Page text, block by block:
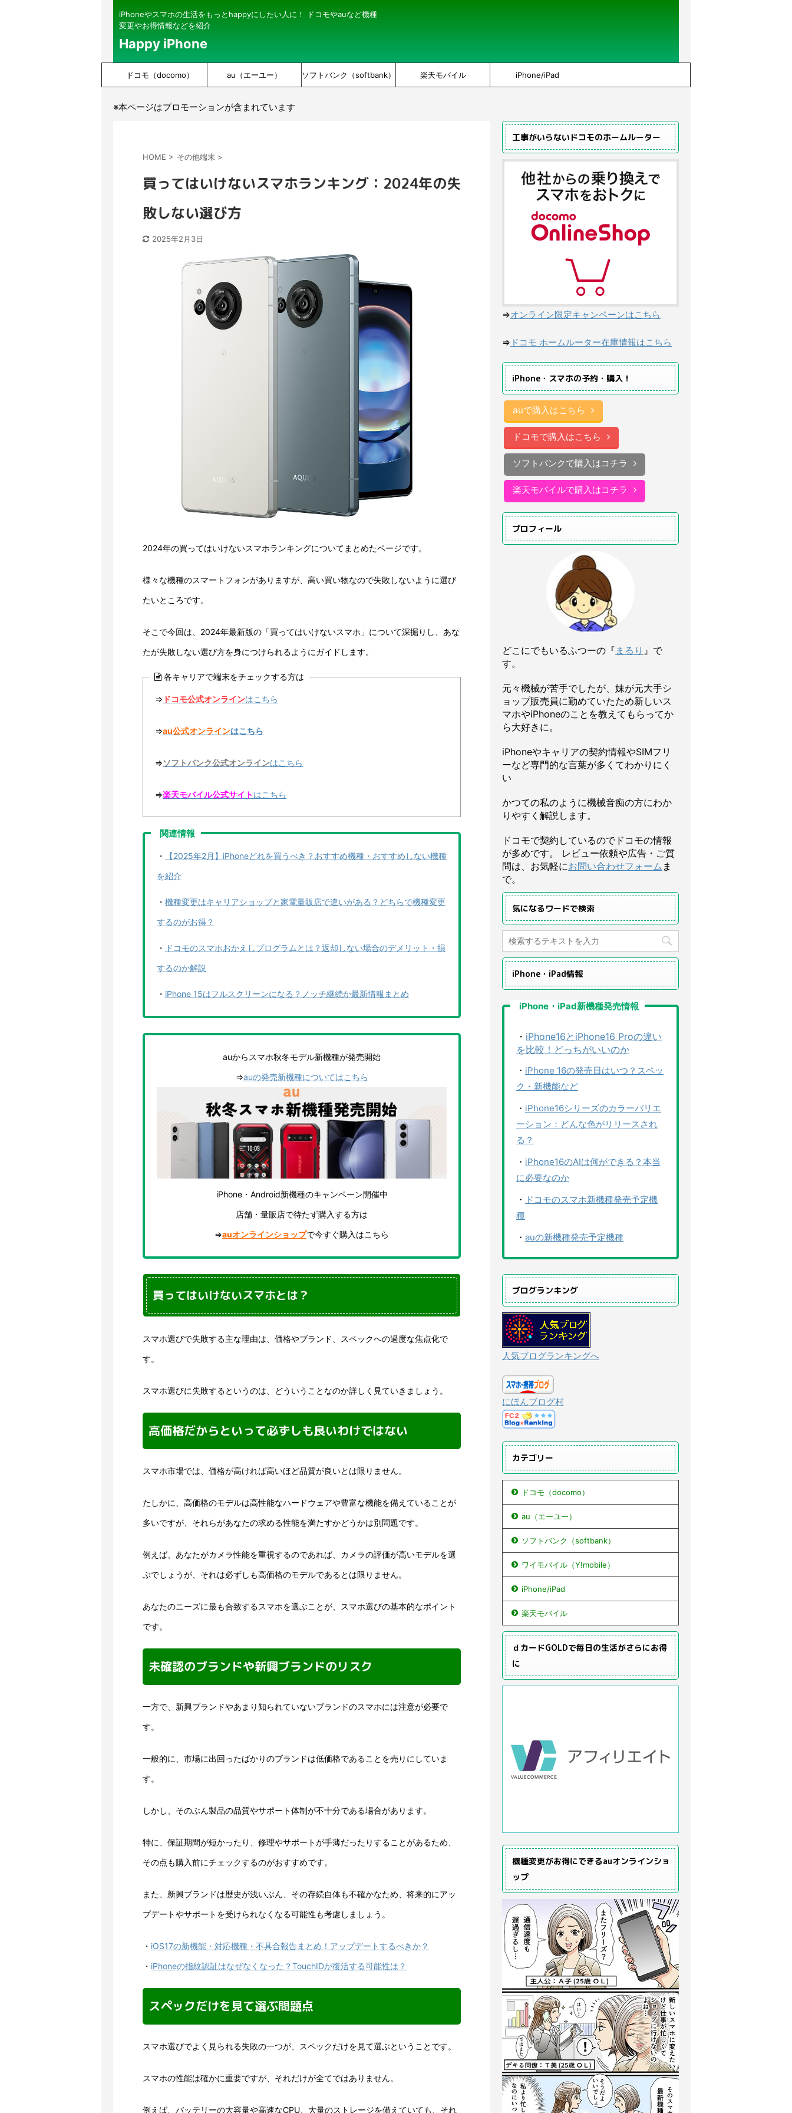
iPhoneやスマホの生活をもっとhappyにしたい人に！ ドコモやauなど機種
変更やお得情報などを紹介
Happy iPhone
ドコモ（docomo） au（エーユー） ソフトバンク（softbank） 楽天モバイル iPhone/iPad
※本ページはプロモーションが含まれています
HOME > その他端末 >
買ってはいけないスマホランキング：2024年の失
敗しない選び方
2025年2月3日
2024年の買ってはいけないスマホランキングについてまとめたページです。
様々な機種のスマートフォンがありますが、高い買い物なので失敗しないように選び
たいところです。
そこで今回は、2024年最新版の「買ってはいけないスマホ」について深掘りし、あな
たが失敗しない選び方を身につけられるようにガイドします。
各キャリアで端末をチェックする方は
⇒ ドコモ公式オンラインはこちら
⇒au公式オンラインはこちら
⇒ソフトバンク公式オンラインはこちら
⇒楽天モバイル公式サイトはこちら
関連情報
・
【2025年2月】iPhoneどれを買うべき？おすすめ機種・おすすめしない機種
を紹介
・ 機種変更はキャリアショップと家電量販店で違いがある？どちらで機種変更
するのがお得？
・ ドコモのスマホおかえしプログラムとは？返却しない場合のデメリット・損
するのか解説
・ iPhone 15はフルスクリーンになる？ノッチ継続か最新情報まとめ
auからスマホ秋冬モデル新機種が発売開始
⇒auの発売新機種についてはこちら
iPhone・Android新機種のキャンペーン開催中
店舗・量販店で待たず購入する方は
⇒auオンラインショップで今すぐ購入はこちら
買ってはいけないスマホとは？
スマホ選びで失敗する主な理由は、価格やブランド、スペックへの過度な焦点化で
す。
スマホ選びに失敗するというのは、どういうことなのか詳しく見ていきましょう。
高価格だからといって必ずしも良いわけではない
スマホ市場では、価格が高ければ高いほど品質が良いとは限りません。
たしかに、高価格のモデルは高性能なハードウェアや豊富な機能を備えていることが
多いですが、それらがあなたの求める性能を満たすかどうかは別問題です。
例えば、あなたがカメラ性能を重視するのであれば、カメラの評価が高いモデルを選
ぶでしょうが、それは必ずしも高価格のモデルであるとは限りません。
あなたのニーズに最も合致するスマホを選ぶことが、スマホ選びの基本的なポイント
です。
未確認のブランドや新興ブランドのリスク
一方で、新興ブランドやあまり知られていないブランドのスマホには注意が必要で
す。
一般的に、市場に出回ったばかりのブランドは低価格であることを売りにしていま
す。
しかし、そのぶん製品の品質やサポート体制が不十分である場合があります。
特に、保証期間が短かったり、修理やサポートが手薄だったりすることがあるため、
その点も購入前にチェックするのがおすすめです。
また、新興ブランドは歴史が浅いぶん、その存続自体も不確かなため、将来的にアッ
プデートやサポートを受けられなくなる可能性も考慮しましょう。
・ iOS17の新機能・対応機種・不具合報告まとめ！アップデートするべきか？
・ iPhoneの指紋認証はなぜなくなった？TouchIDが復活する可能性は？
スペックだけを見て選ぶ問題点
スマホ選びでよく見られる失敗の一つが、スペックだけを見て選ぶということです。
スマホの性能は確かに重要ですが、それだけが全てではありません。
例えば、バッテリーの大容量や高速なCPU、大量のストレージを備えていても、それ
工事がいらないドコモのホームルーター
⇒オンライン限定キャンペーンはこちら
⇒ ドコモ ホームルーター在庫情報はこちら
iPhone・スマホの予約・購入！
auで購入はこちら
ドコモで購入はこちら
ソフトバンクで購入はコチラ
楽天モバイルで購入はコチラ
プロフィール
どこにでもいるふつーの『 まるり 』で
す。
元々機械が苦手でしたが、妹が元大手シ
ョップ販売員に勤めていたため新しいス
マホやiPhoneのことを教えてもらってか
ら大好きに。
iPhoneやキャリアの契約情報やSIMフリ
ーなど専門的な言葉が多くてわかりにく
い
かつての私のように機械音痴の方にわか
りやすく解説します。
ドコモで契約しているのでドコモの情報
が多めです。 レビュー依頼や広告・ご質
問は、お気軽にお問い合わせフォーム ま
で。
気になるワードで検索
iPhone・iPad情報
iPhone・iPad新機種発売情報
・ iPhone16とiPhone16 Proの違い
を比較！どっちがいいのか
・ iPhone 16の発売日はいつ？スペッ
ク・新機能など
・ iPhone16シリーズのカラーバリエ
ーション：どんな色がリリースされ
る？
・ iPhone16のAIは何ができる？本当
に必要なのか
・ ドコモのスマホ新機種発売予定機
種
・ auの新機種発売予定機種
ブログランキング
人気ブログランキングへ
にほんブログ村
カテゴリー
ドコモ（docomo）
au（エーユー）
ソフトバンク（softbank）
ワイモバイル（Y!mobile）
iPhone/iPad
楽天モバイル
ｄカードGOLDで毎日の生活がさらにお得
に
機種変更がお得にできるauオンラインショ
ップ